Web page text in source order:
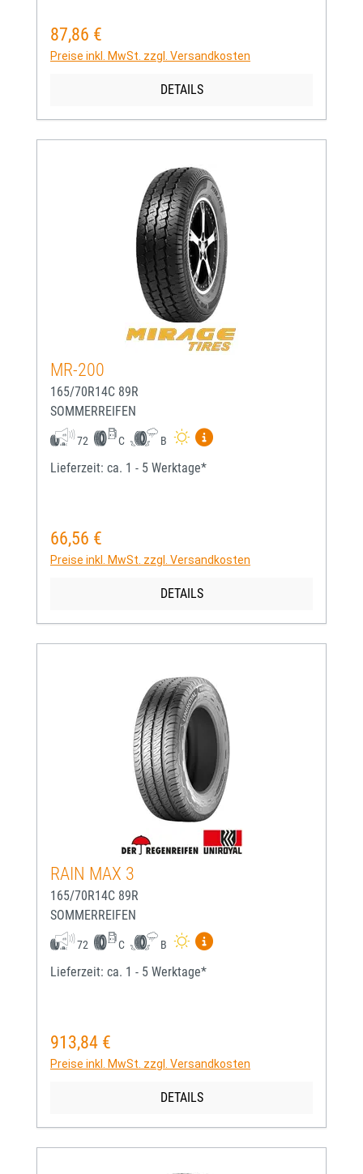
Regulärer Preis:
87,86 €
Preise inkl. MwSt. zzgl. Versandkosten
DETAILS
MR-200
165/70R14C 89R
SOMMERREIFEN
72 C B
Mehr Informationen zum
Lieferzeit: ca. 1 - 5 Werktage*
Regulärer Preis:
66,56 €
Preise inkl. MwSt. zzgl. Versandkosten
DETAILS
RAIN MAX 3
165/70R14C 89R
SOMMERREIFEN
72 C B
Mehr Informationen zum
Lieferzeit: ca. 1 - 5 Werktage*
Regulärer Preis:
913,84 €
Preise inkl. MwSt. zzgl. Versandkosten
DETAILS